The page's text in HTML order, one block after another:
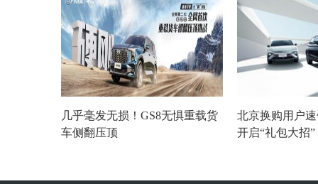
几乎毫发无损！GS8无惧重载货
车侧翻压顶
北京换购用户
开启“礼包大招